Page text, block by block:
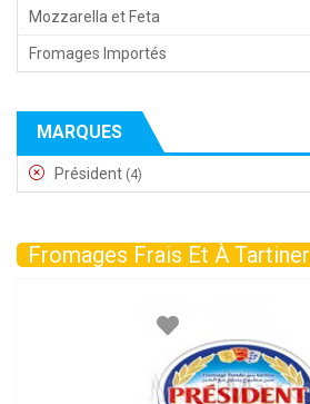
Mozzarella et Feta
Fromages Importés
MARQUES
Président (4)
Fromages Frais Et À Tartiner